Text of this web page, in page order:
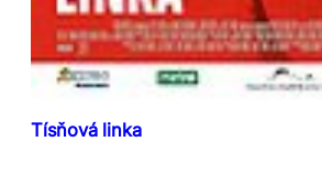
Tísňová linka